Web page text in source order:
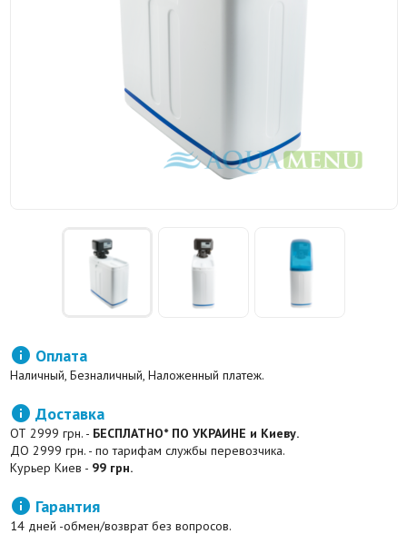
 Оплата
Наличный, Безналичный, Наложенный платеж.
 Доставка
ОТ 2999 грн. - БЕСПЛАТНО* ПО УКРАИНЕ и Киеву.
ДО 2999 грн. - по тарифам службы перевозчика.
Курьер Киев - 99 грн.
 Гарантия
14 дней -обмен/возврат без вопросов.